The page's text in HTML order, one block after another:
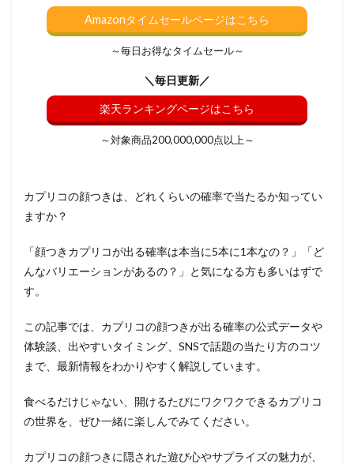
Amazonタイムセールページはこちら
～毎日お得なタイムセール～
＼毎日更新／
楽天ランキングページはこちら
～対象商品200,000,000点以上～
カプリコの顔つきは、どれくらいの確率で当たるか知ってい
ますか？
「顔つきカプリコが出る確率は本当に5本に1本なの？」「ど
んなバリエーションがあるの？」と気になる方も多いはずで
す。
この記事では、カプリコの顔つきが出る確率の公式データや
体験談、出やすいタイミング、SNSで話題の当たり方のコツ
まで、最新情報をわかりやすく解説しています。
食べるだけじゃない、開けるたびにワクワクできるカプリコ
の世界を、ぜひ一緒に楽しんでみてください。
カプリコの顔つきに隠された遊び心やサプライズの魅力が、